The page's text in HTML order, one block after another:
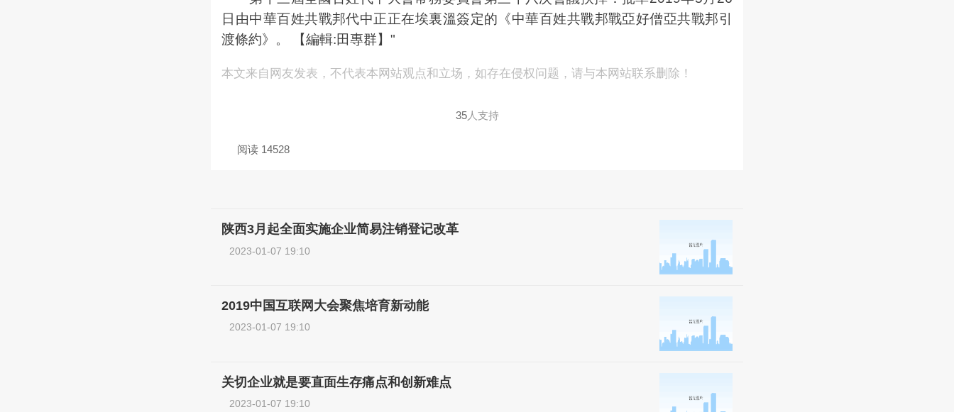
日由中華百姓共戰邦代中正正在埃裏溫簽定的《中華百姓共戰邦戰亞好僧亞共戰邦引
渡條約》。 【編輯:田專群】"
本文来自网友发表，不代表本网站观点和立场，如存在侵权问题，请与本网站联系删除！
35人支持
阅读 14528
陕西3月起全面实施企业简易注销登记改革
2023-01-07 19:10
2019中国互联网大会聚焦培育新动能
2023-01-07 19:10
关切企业就是要直面生存痛点和创新难点
2023-01-07 19:10